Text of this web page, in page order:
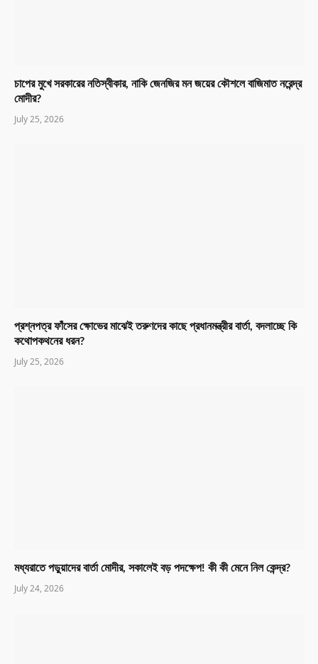
চাপের মুখে সরকারের নতিস্বীকার, নাকি জেনজির মন জয়ের কৌশলে বাজিমাত নরেন্দ্র
মোদীর?
July 25, 2026
প্রশ্নপত্র ফাঁসের ক্ষোভের মাঝেই তরুণদের কাছে প্রধানমন্ত্রীর বার্তা, বদলাচ্ছে কি
কথোপকথনের ধরন?
July 25, 2026
মধ্যরাতে পড়ুয়াদের বার্তা মোদীর, সকালেই বড় পদক্ষেপ! কী কী মেনে নিল কেন্দ্র?
July 24, 2026